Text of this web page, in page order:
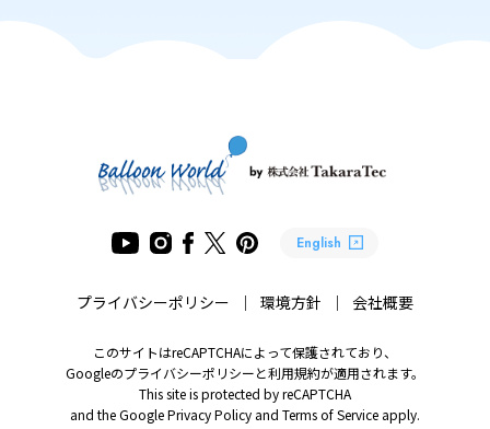
English
プライバシーポリシー 環境方針 会社概要
このサイトはreCAPTCHAによって保護されており、
Googleのプライバシーポリシーと利用規約が適用されます。
This site is protected by reCAPTCHA
and the Google Privacy Policy and Terms of Service apply.